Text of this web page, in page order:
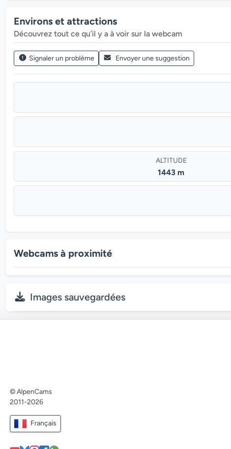
Environs et attractions
Découvrez tout ce qu’il y a à voir sur la webcam
Signaler un problème Envoyer une suggestion
ALTITUDE
1443 m
Webcams à proximité
Images sauvegardées
© AlpenCams
2011-2026
Français